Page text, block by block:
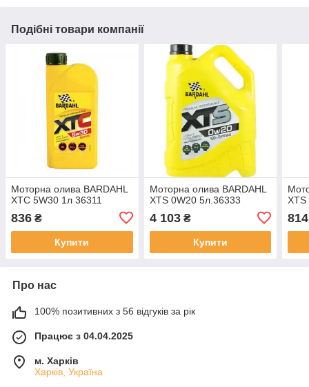
Подібні товари компанії
Моторна олива BARDAHL
XTC 5W30 1л 36311
836 ₴
Купити
Моторна олива BARDAHL
XTS 0W20 5л.36333
4 103₴
Купити
XTS
814
Про нас
100% позитивних з 56 відгуків за рік
Працює з 04.04.2025
м. Харків
Харків, Україна